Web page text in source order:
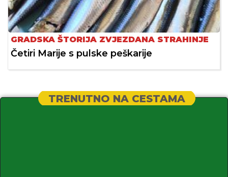
GRADSKA ŠTORIJA ZVJEZDANA STRAHINJE
Četiri Marije s pulske peškarije
TRENUTNO NA CESTAMA